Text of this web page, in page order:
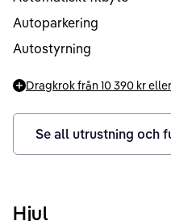
Autoparkering
Autostyrning
Dragkrok från 10 390 kreller
Se all utrustning och
Hjul